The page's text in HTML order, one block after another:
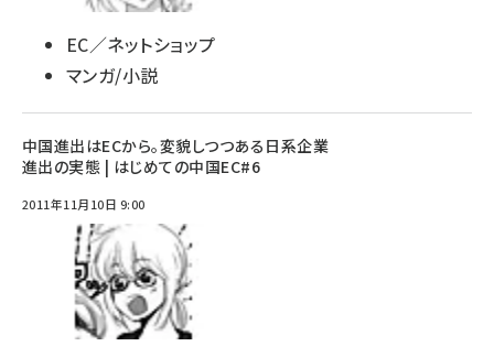
EC／ネットショップ
マンガ/小説
中国進出はECから。変貌しつつある日系企業
進出の実態 | はじめての中国EC#6
2011年11月10日 9:00